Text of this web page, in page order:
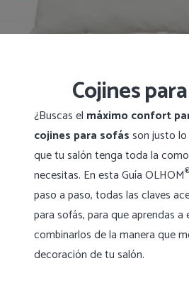
Cojines
¿Buscas el máximo confort
cojines para sofásson justo
que tu salón tenga toda la
necesitas. En esta Guía OLHOM
paso a paso, todas las claves
para sofás, para que aprendas a
combinarlos de la manera que
decoración de tu salón.